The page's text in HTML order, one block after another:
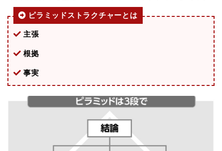
ピラミッドストラクチャーとは
主張
根拠
事実